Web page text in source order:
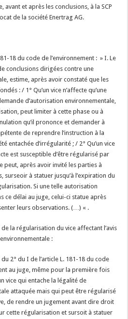
avant et après les conclusions, à la SCP
de la société Enertrag AG.
18 du code de l’environnement : » I. Le
conclusions dirigées contre une
estime, après avoir constaté que les
: / 1° Qu’un vice n’affecte qu’une
d’autorisation environnementale,
peut limiter à cette phase ou à
qu’il prononce et demander à
de reprendre l’instruction à la
entachée d’irrégularité ; / 2° Qu’un vice
est susceptible d’être régularisé par
peut, après avoir invité les parties à
à statuer jusqu’à l’expiration du
Si une telle autorisation
ce délai au juge, celui-ci statue après
leurs observations. (…) « .
la régularisation du vice affectant l’avis
:
2° du I de l’article L. 181-18 du code
au juge, même pour la première fois
vice qui entache la légalité de
attaquée mais qui peut être régularisé
de rendre un jugement avant dire droit
cette régularisation et sursoit à statuer